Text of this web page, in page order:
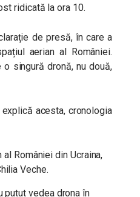
ridicată la ora 10.
de presă, în care a
aerian al României.
singură dronă, nu două,
acesta, cronologia
României din Ucraina,
Veche.
putut vedea drona în